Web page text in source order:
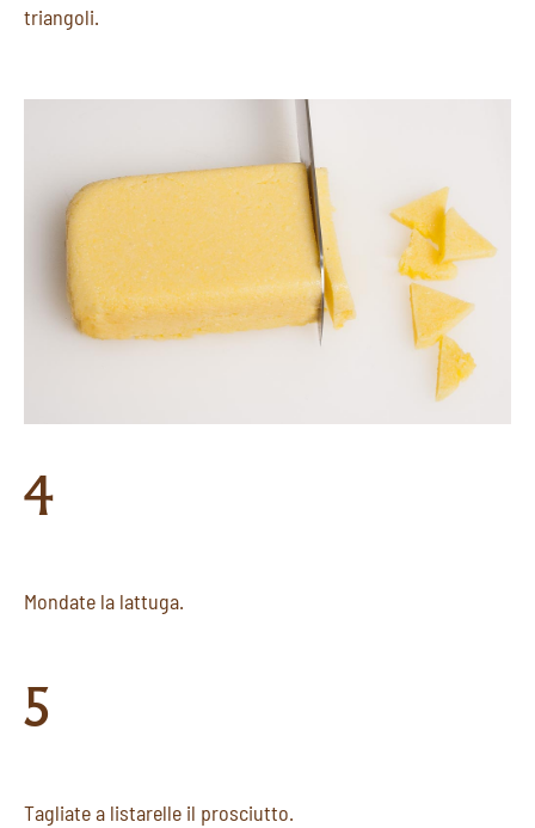
triangoli.
4
Mondate la lattuga.
5
Tagliate a listarelle il prosciutto.